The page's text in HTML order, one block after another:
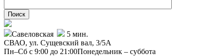
Савеловская
5 мин.
СВАО, ул. Сущевский вал, 3/5А
Пн–Сб с 9:00 до 21:00Понедельник – суббота